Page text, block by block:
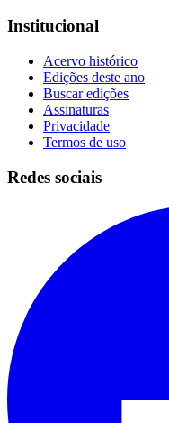
Institucional
Acervo histórico
Edições deste ano
Buscar edições
Assinaturas
Privacidade
Termos de uso
Redes sociais